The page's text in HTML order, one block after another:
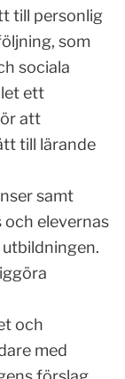
till personlig
som
sociala
ett
att
till lärande
samt
och elevernas
och
med